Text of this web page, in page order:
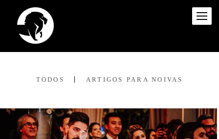
TODOS ARTIGOS PARA NOIVAS